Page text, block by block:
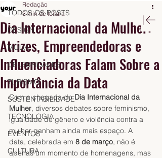
TODOS OS POSTS
DESIGN
MODA
CELEBRIDADES
TURISMO
SUSTENTABILIDADE
TECNOLOGIA
EVENTOS
CULTURA
Dia Internacional da Mulher:
Atrizes, Empreendedoras e
Influenciadoras Falam Sobre a
Importância da Data
Redação
3 min de leitura
Com a chegada do Dia Internacional da
Mulher, diversos debates sobre feminismo,
igualdade de gênero e violência contra a
mulher ganham ainda mais espaço. A
data, celebrada em 8 de março, não é
apenas um momento de homenagens, mas